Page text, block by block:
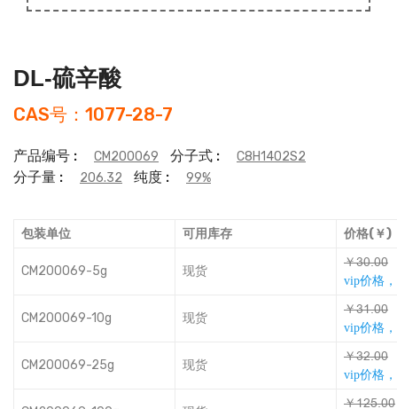
DL-硫辛酸
CAS号：1077-28-7
产品编号 : CM200069 分子式 : C8H14O2S2
分子量 : 206.32 纯度 : 99%
包装单位 可用库存 价格(￥)
CM200069-5g 现货
￥ƏșǕșș
vip价格
CM200069-10g 现货
￥ƏƻǕșș
vip价格
CM200069-25g 现货
￥ƏŭǕșș
vip价格
￥ƻŭƩǕșș